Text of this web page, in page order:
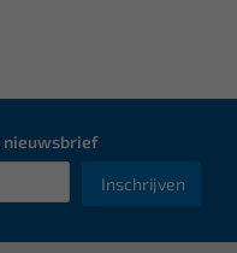
nieuwsbrief
Inschrijven